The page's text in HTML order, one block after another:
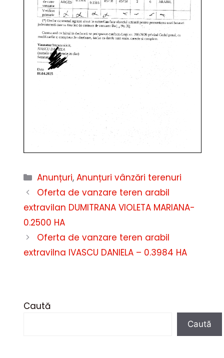
Categorii
Anunțuri,Anunțuri vânzări terenuri
Oferta de vanzare teren arabil
extravilan DUMITRANA VIOLETA MARIANA-
0.2500 HA
Oferta de vanzare teren arabil
extravilna IVASCU DANIELA – 0.3984 HA
Caută
Caută